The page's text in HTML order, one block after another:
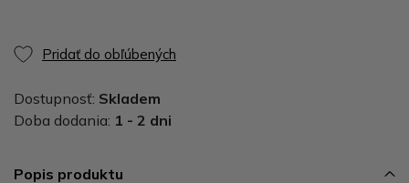
Pridať do obľúbených
Dostupnosť: Skladem
Doba dodania: 1 - 2 dni
Popis produktu